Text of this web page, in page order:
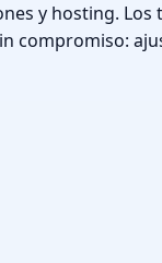
y hosting. Los
compromiso: